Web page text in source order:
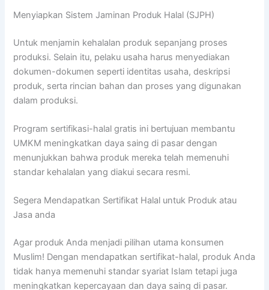
Menyiapkan Sistem Jaminan Produk Halal (SJPH)
Untuk menjamin kehalalan produk sepanjang proses
produksi. Selain itu, pelaku usaha harus menyediakan
dokumen-dokumen seperti identitas usaha, deskripsi
produk, serta rincian bahan dan proses yang digunakan
dalam produksi.
Program sertifikasi-halal gratis ini bertujuan membantu
UMKM meningkatkan daya saing di pasar dengan
menunjukkan bahwa produk mereka telah memenuhi
standar kehalalan yang diakui secara resmi.
Segera Mendapatkan Sertifikat Halal untuk Produk atau
Jasa anda
Agar produk Anda menjadi pilihan utama konsumen
Muslim! Dengan mendapatkan sertifikat-halal, produk Anda
tidak hanya memenuhi standar syariat Islam tetapi juga
meningkatkan kepercayaan dan daya saing di pasar.